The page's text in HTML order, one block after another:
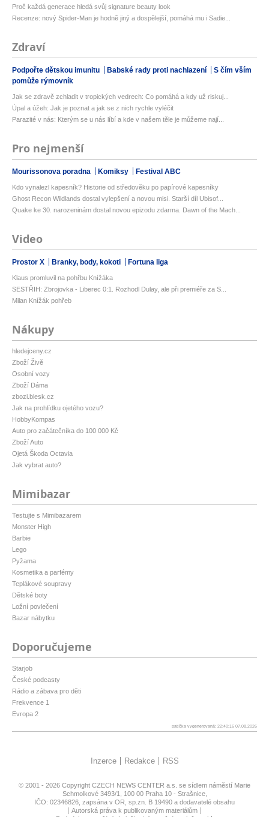
Proč každá generace hledá svůj signature beauty look
Recenze: nový Spider-Man je hodně jiný a dospělejší, pomáhá mu i Sadie...
Zdraví
Podpořte dětskou imunitu Babské rady proti nachlazení
S čím vším
pomůže rýmovník
Jak se zdravě zchladit v tropických vedrech: Co pomáhá a kdy už riskuj...
Úpal a úžeh: Jak je poznat a jak se z nich rychle vyléčit
Parazité v nás: Kterým se u nás líbí a kde v našem těle je můžeme nají...
Pro nejmenší
Mourissonova poradna Komiksy Festival ABC
Kdo vynalezl kapesník? Historie od středověku po papírové kapesníky
Ghost Recon Wildlands dostal vylepšení a novou misi. Starší díl Ubisof...
Quake ke 30. narozeninám dostal novou epizodu zdarma. Dawn of the Mach...
Video
Prostor X Branky, body, kokoti Fortuna liga
Klaus promluvil na pohřbu Knížáka
SESTŘIH: Zbrojovka - Liberec 0:1. Rozhodl Dulay, ale při premiéře za S...
Milan Knížák pohřeb
Nákupy
hledejceny.cz
Zboží Živě
Osobní vozy
Zboží Dáma
zbozi.blesk.cz
Jak na prohlídku ojetého vozu?
HobbyKompas
Auto pro začátečníka do 100 000 Kč
Zboží Auto
Ojetá Škoda Octavia
Jak vybrat auto?
Mimibazar
Testujte s Mimibazarem
Monster High
Barbie
Lego
Pyžama
Kosmetika a parfémy
Teplákové soupravy
Dětské boty
Ložní povlečení
Bazar nábytku
Doporučujeme
Starjob
České podcasty
Rádio a zábava pro děti
Frekvence 1
Evropa 2
patička vygenerovaná: 22:40:16 07.08.2026
Inzerce Redakce RSS
© 2001 - 2026 Copyright CZECH NEWS CENTER a.s. se sídlem náměstí Marie
Schmolkové 3493/1, 100 00 Praha 10 - Strašnice,
IČO: 02346826, zapsána v OR, sp.zn. B 19490 a dodavatelé obsahu
Autorská práva k publikovaným materiálům